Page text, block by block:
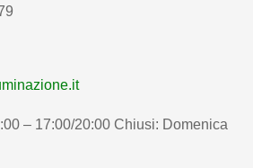
– 17:00/20:00 Chiusi: Domenica